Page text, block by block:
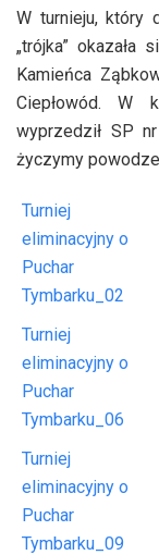
W turnieju, który
„trójka”
Kamieńca
Ciepłowód. W
wyprzedził SP
życzymy
Turniej
eliminacyjny o
Puchar
Tymbarku_02
Turniej
eliminacyjny o
Puchar
Tymbarku_06
Turniej
eliminacyjny o
Puchar
Tymbarku_09